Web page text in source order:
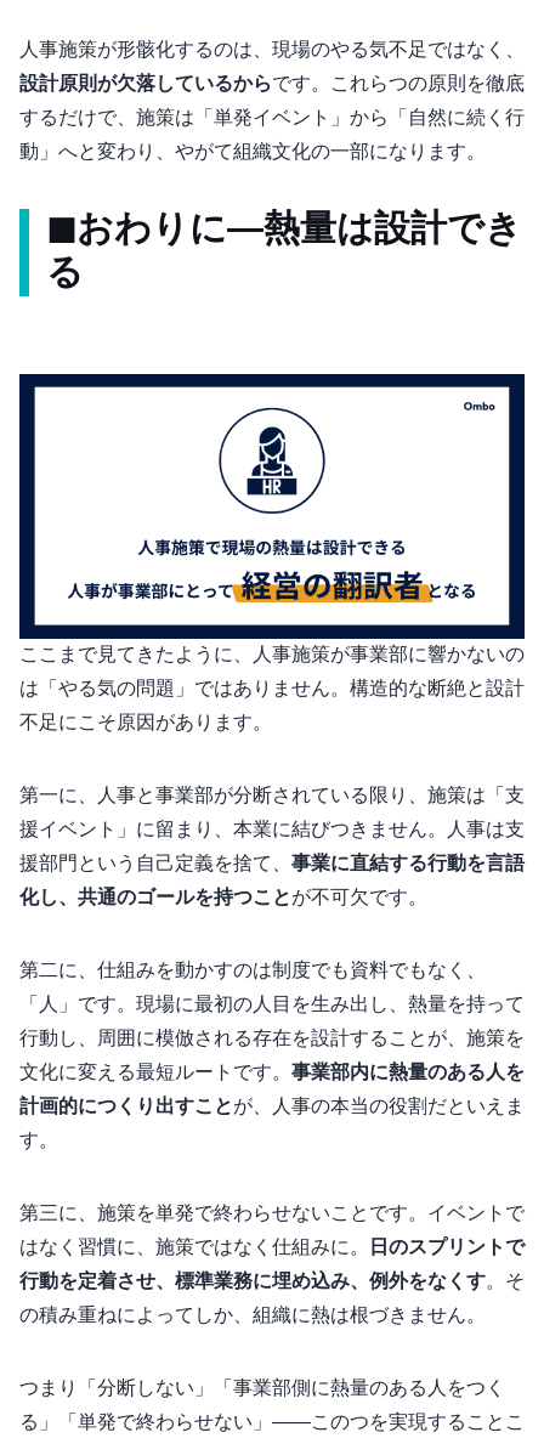
人事施策が形骸化するのは、現場のやる気不足ではなく、
設計原則が欠落しているからです。これら3つの原則を徹底
するだけで、施策は「単発イベント」から「自然に続く行
動」へと変わり、やがて組織文化の一部になります。
◼︎おわりに ― 熱量は設計でき
る
ここまで見てきたように、人事施策が事業部に響かないの
は「やる気の問題」ではありません。構造的な断絶と設計
不足にこそ原因があります。
第一に、人事と事業部が分断されている限り、施策は「支
援イベント」に留まり、本業に結びつきません。人事は支
援部門という自己定義を捨て、 事業KPIに直結する行動を言語
化し、共通のゴールを持つことが不可欠です。
第二に、仕組みを動かすのは制度でも資料でもなく、
「人」です。現場に“最初の1人目”を生み出し、熱量を持って
行動し、周囲に模倣される存在を設計することが、施策を
文化に変える最短ルートです。 事業部内に熱量のある人を
計画的につくり出すことが、人事の本当の役割だといえま
す。
第三に、施策を単発で終わらせないことです。イベントで
はなく習慣に、施策ではなく仕組みに。
90日のスプリントで
行動を定着させ、標準業務に埋め込み、例外をなくす。そ
の積み重ねによってしか、組織に熱は根づきません。
つまり「分断しない」「事業部側に熱量のある人をつく
る」「単発で終わらせない」――この3つを実現することこ